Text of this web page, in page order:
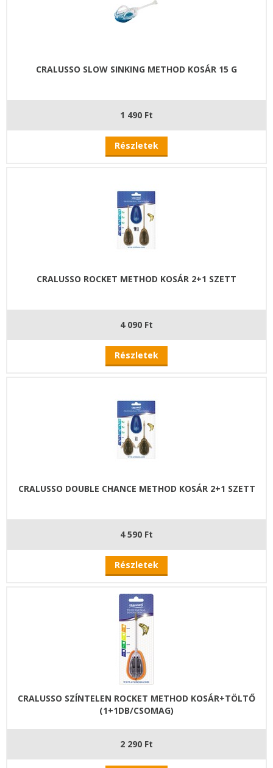
CRALUSSO SLOW SINKING METHOD KOSÁR 15 G
1 490 Ft
Részletek
CRALUSSO ROCKET METHOD KOSÁR 2+1 SZETT
4 090 Ft
Részletek
CRALUSSO DOUBLE CHANCE METHOD KOSÁR 2+1 SZETT
4 590 Ft
Részletek
CRALUSSO SZÍNTELEN ROCKET METHOD KOSÁR+TÖLTŐ
(1+1DB/CSOMAG)
2 290 Ft